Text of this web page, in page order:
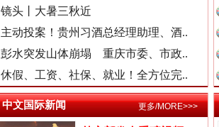
中国法制新
中国法治新
春天里的科技盛宴
镜头丨大暑三秋近
主动投案！贵州习酒总经理助理、酒..
彭水突发山体崩塌 重庆市委、市政..
休假、工资、社保、就业！全方位完..
中文国际新闻 更多/MORE>>>